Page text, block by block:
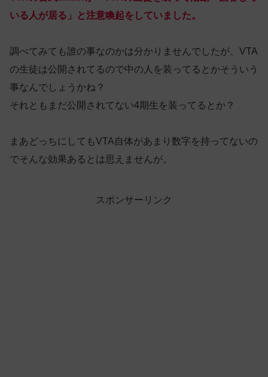
いる人が居る」と注意喚起をしていました。
調べてみても誰の事なのかは分かりませんでしたが、VTA
の生徒は公開されてるので中の人を装ってるとかそういう
事なんでしょうかね？
それともまだ公開されてない4期生を装ってるとか？
まあどっちにしてもVTA自体があまり数字を持ってないの
でそんな効果あるとは思えませんが。
スポンサーリンク